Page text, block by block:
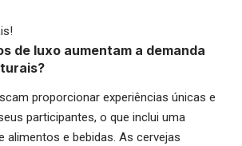
de luxo aumentam a demanda
proporcionar experiências únicas e
participantes, o que inclui uma
alimentos e bebidas. As cervejas